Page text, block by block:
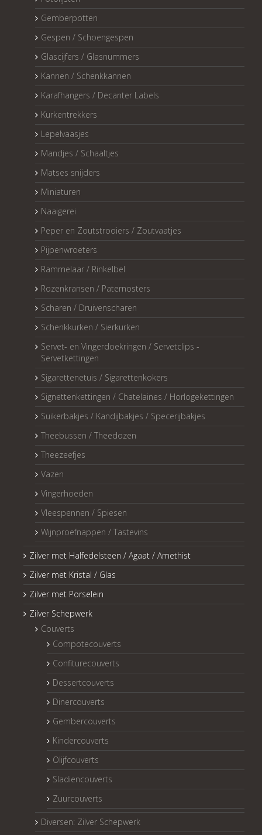
Gemberpotten
Gespen / Schoengespen
Glascijfers / Glasnummers
Kannen / Schenkkannen
Karafhangers / Decanter Labels
Kurkentrekkers
Lepelvaasjes
Mandjes / Schaaltjes
Matses snijders
Miniaturen
Naaigerei
Peper en Zoutstrooiers / Zoutvaatjes
Pijpenwroeters
Rammelaar / Rinkelbel
Rozenkransen / Paternosters
Scharen / Druivenscharen
Schenkkurken / Sierkurken
Servet- en Vingerdoekringen / Servetclips -
Servetkettingen
Sigarettenetuis / Sigarettenkokers
Signettenkettingen / Chatelaines / Horlogekettingen
Suikerbakjes / Kandijbakjes / Specerijbakjes
Theebussen / Theedozen
Theezeefjes
Vazen
Vingerhoeden
Vleespennen / Spiesen
Wijnproefnappen / Tastevins
Zilver met Halfedelsteen / Agaat / Amethist
Zilver met Kristal / Glas
Zilver met Porselein
Zilver Schepwerk
Couverts
Compotecouverts
Confiturecouverts
Dessertcouverts
Dinercouverts
Gembercouverts
Kindercouverts
Olijfcouverts
Sladiencouverts
Zuurcouverts
Diversen: Zilver Schepwerk